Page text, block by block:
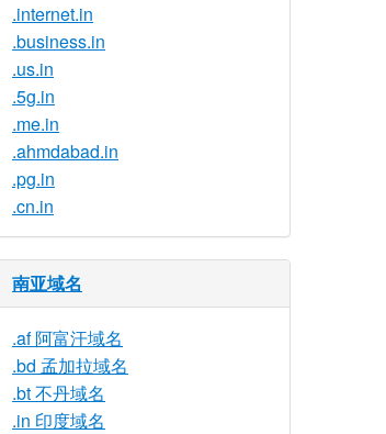
.internet.in
.business.in
.us.in
.5g.in
.me.in
.ahmdabad.in
.pg.in
.cn.in
南亚域名
.af 阿富汗域名
.bd 孟加拉域名
.bt 不丹域名
.in 印度域名